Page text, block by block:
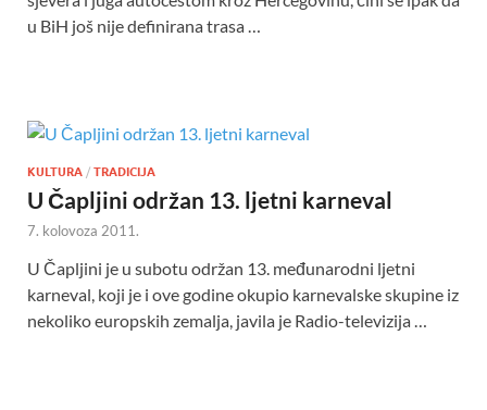
u BiH još nije definirana trasa …
KULTURA / TRADICIJA
U Čapljini održan 13. ljetni karneval
7. kolovoza 2011.
U Čapljini je u subotu održan 13. međunarodni ljetni
karneval, koji je i ove godine okupio karnevalske skupine iz
nekoliko europskih zemalja, javila je Radio-televizija …